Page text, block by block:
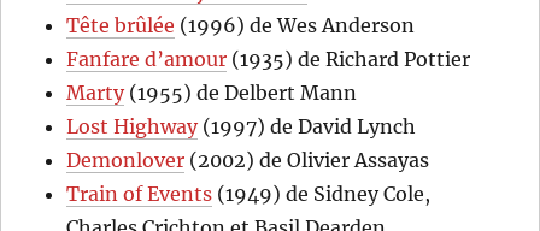
Tête brûlée (1996) de Wes Anderson
Fanfare d’amour (1935) de Richard Pottier
Marty(1955) de Delbert Mann
Lost Highway(1997) de David Lynch
Demonlover (2002) de Olivier Assayas
Train of Events (1949) de Sidney Cole,